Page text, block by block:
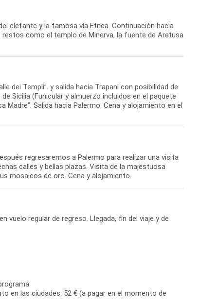
elefante y la famosa vía Etnea. Continuación hacia
como el templo de Minerva, la fuente de Aretusa
dei Templi”. y salida hacia Trapani con posibilidad de
Sicilia (Funicular y almuerzo incluidos en el paquete
Madre”. Salida hacia Palermo. Cena y alojamiento en el
regresaremos a Palermo para realizar una visita
calles y bellas plazas. Visita de la majestuosa
mosaicos de oro. Cena y alojamiento.
vuelo regular de regreso. Llegada, fin del viaje y de
en las ciudades: 52 € (a pagar en el momento de